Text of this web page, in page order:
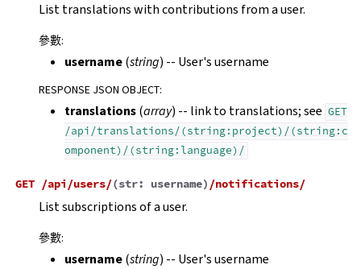
List translations with contributions from a user.
參數:
username(string) -- User's username
RESPONSE JSON OBJECT:
translations(array) -- link to translations; see GET
/api/translations/(string:project)/(string:c
omponent)/(string:language)/
GET /api/users/(str: username) /notifications/
List subscriptions of a user.
參數:
username(string) -- User's username